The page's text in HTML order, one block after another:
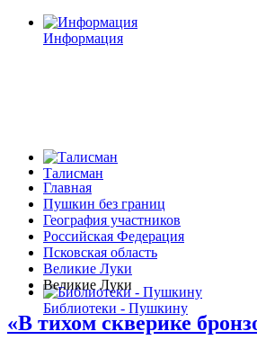
Информация
Талисман
Библиотеки - Пушкину
Главная
Пушкин без границ
География участников
Российская Федерация
Псковская область
Великие Луки
Великие Луки
«В тихом скверике